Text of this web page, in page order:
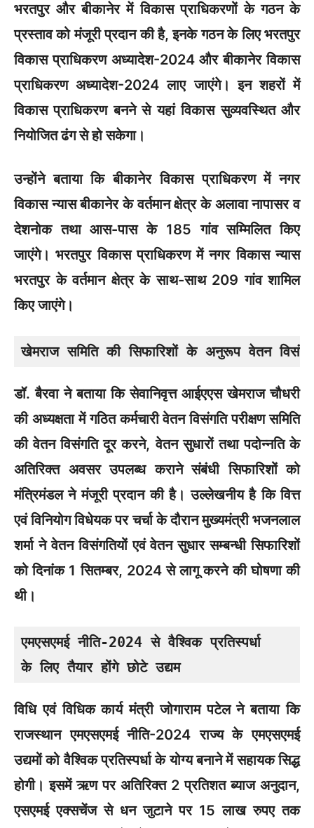
भरतपुर और बीकानेर में विकास प्राधिकरणों के गठन के
प्रस्ताव को मंजूरी प्रदान की है, इनके गठन के लिए भरतपुर
विकास प्राधिकरण अध्यादेश-2024 और बीकानेर विकास
प्राधिकरण अध्यादेश-2024 लाए जाएंगे। इन शहरों में
विकास प्राधिकरण बनने से यहां विकास सुव्यवस्थित और
नियोजित ढंग से हो सकेगा।
उन्होंने बताया कि बीकानेर विकास प्राधिकरण में नगर
विकास न्यास बीकानेर के वर्तमान क्षेत्र के अलावा नापासर व
देशनोक तथा आस-पास के 185 गांव सम्मिलित किए
जाएंगे। भरतपुर विकास प्राधिकरण में नगर विकास न्यास
भरतपुर के वर्तमान क्षेत्र के साथ-साथ 209 गांव शामिल
किए जाएंगे।
खेमराज समिति की सिफारिशों के अनुरूप वेतन
डॉ. बैरवा ने बताया कि सेवानिवृत्त आईएएस खेमराज चौधरी
की अध्यक्षता में गठित कर्मचारी वेतन विसंगति परीक्षण समिति
की वेतन विसंगति दूर करने, वेतन सुधारों तथा पदोन्नति के
अतिरिक्त अवसर उपलब्ध कराने संबंधी सिफारिशों को
मंत्रिमंडल ने मंजूरी प्रदान की है। उल्लेखनीय है कि वित्त
एवं विनियोग विधेयक पर चर्चा के दौरान मुख्यमंत्री भजनलाल
शर्मा ने वेतन विसंगतियों एवं वेतन सुधार सम्बन्धी सिफारिशों
को दिनांक 1 सितम्बर, 2024 से लागू करने की घोषणा की
थी।
एमएसएमई नीति-2024 से वैश्विक प्रतिस्पर्धा
के लिए तैयार होंगे छोटे उद्यम
विधि एवं विधिक कार्य मंत्री जोगाराम पटेल ने बताया कि
राजस्थान एमएसएमई नीति-2024 राज्य के एमएसएमई
उद्यमों को वैश्विक प्रतिस्पर्धा के योग्य बनाने में सहायक सिद्ध
होगी। इसमें ऋण पर अतिरिक्त 2 प्रतिशत ब्याज अनुदान,
एसएमई एक्सचेंज से धन जुटाने पर 15 लाख रुपए तक